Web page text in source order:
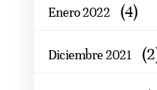
Enero 2022 (4)
Diciembre 2021